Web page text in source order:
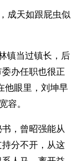
成天如跟屁虫似
镇当过镇长，后
办任职也很正
他眼里，刘坤早
容。
，曾昭强能从
分不开，从这